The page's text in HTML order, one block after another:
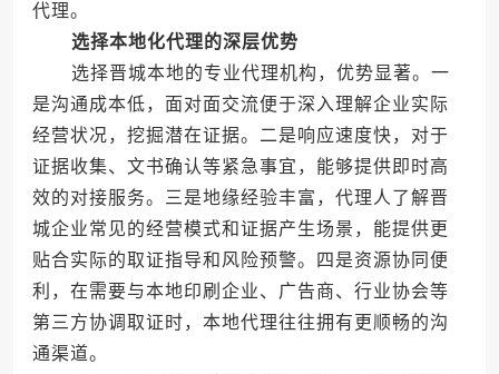
代理。
选择本地化代理的深层优势
选择晋城本地的专业代理机构，优势显著。一
是沟通成本低，面对面交流便于深入理解企业实际
经营状况，挖掘潜在证据。二是响应速度快，对于
证据收集、文书确认等紧急事宜，能够提供即时高
效的对接服务。三是地缘经验丰富，代理人了解晋
城企业常见的经营模式和证据产生场景，能提供更
贴合实际的取证指导和风险预警。四是资源协同便
利，在需要与本地印刷企业、广告商、行业协会等
第三方协调取证时，本地代理往往拥有更顺畅的沟
通渠道。